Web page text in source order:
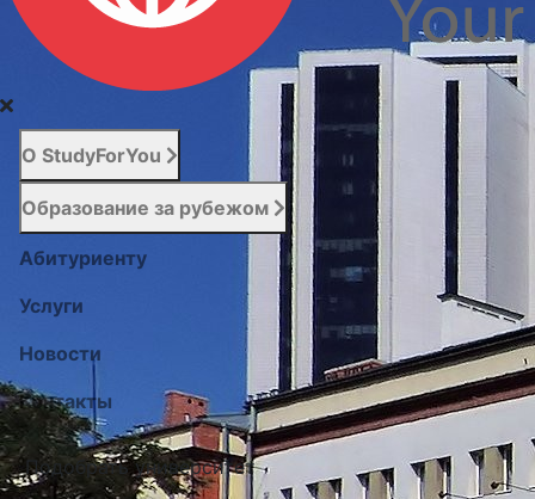
О StudyForYou
Образование за рубежом
Абитуриенту
Услуги
Новости
Контакты
Подобрать университет